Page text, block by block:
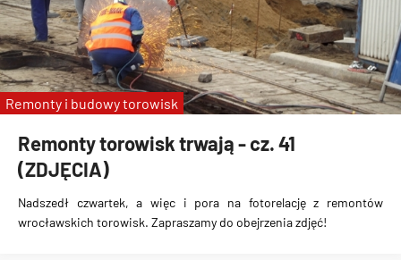
Remonty torowisk trwają - cz. 41
(ZDJĘCIA)
Nadszedł czwartek, a więc i pora na fotorelację z remontów
wrocławskich torowisk. Zapraszamy do obejrzenia zdjęć!
Remonty i budowy torowisk